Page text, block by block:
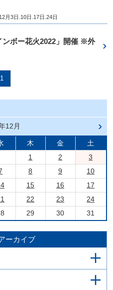
月3日.10日.17日.24日
ンボー花火2022」開催 ※外
1
12月
次の
進む
木 金
土
1
2
3
8 9
10
15 16
17
22 23
24
29 30 31
ーカイブ